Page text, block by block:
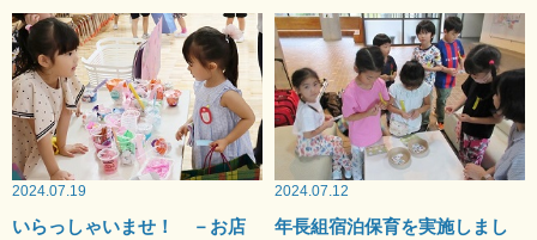
2024.07.19
いらっしゃいませ！ －お店
2024.07.12
年長組宿泊保育を実施しまし